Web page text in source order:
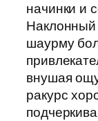
начинки и
Наклонный
шаурму
внушая
ракурс